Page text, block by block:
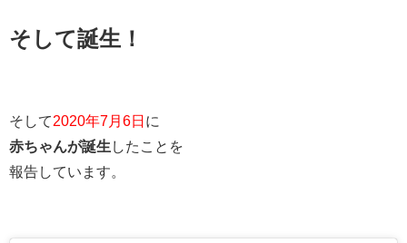
そして誕生！
そして2020年7月6日 に
赤ちゃんが誕生 したことを
報告しています。